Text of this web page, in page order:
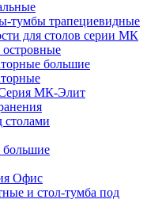
тумбы трапециевидные
для столов серии МК
большие
МК-Элит
столами
Офис
и стол-тумба под